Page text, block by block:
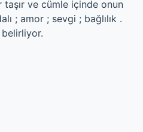
ve cümle içinde onun
; amor ; sevgi ; bağlılık .